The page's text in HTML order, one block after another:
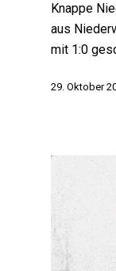
Knappe
aus
mit 1:0
29. Oktober